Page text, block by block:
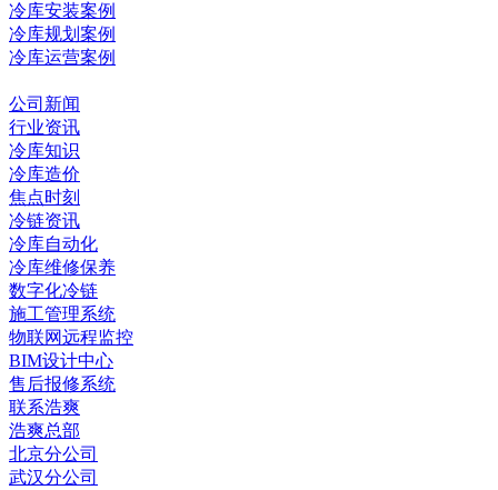
冷库安装案例
冷库规划案例
冷库运营案例
公司新闻
行业资讯
冷库知识
冷库造价
焦点时刻
冷链资讯
冷库自动化
冷库维修保养
数字化冷链
施工管理系统
物联网远程监控
BIM设计中心
售后报修系统
联系浩爽
浩爽总部
北京分公司
武汉分公司